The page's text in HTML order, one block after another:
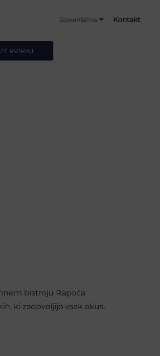
Slovenščina Kontakt
bistroju Rapoća
ki zadovoljijo vsak okus.